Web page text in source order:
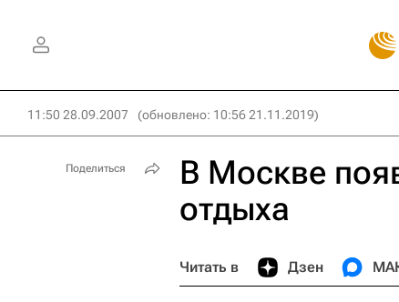
11:50 28.09.2007 (обновлено: 10:56 21.11.2019)
В Москве
отдыха
Читать в Дзен
Поделиться